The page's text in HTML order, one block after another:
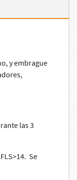
y embrague
las 3
Se